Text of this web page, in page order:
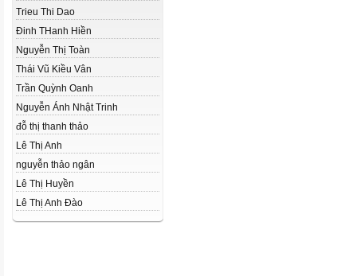
Trieu Thi Dao
Đinh THanh Hiền
Nguyễn Thị Toàn
Thái Vũ Kiều Vân
Trần Quỳnh Oanh
Nguyễn Ánh Nhật Trinh
đỗ thị thanh thảo
Lê Thị Anh
nguyễn thảo ngân
Lê Thị Huyền
Lê Thị Anh Đào